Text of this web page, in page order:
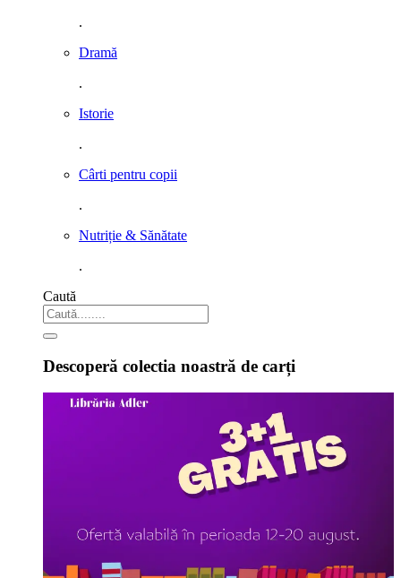
.
Dramă
.
Istorie
.
Cârti pentru copii
.
Nutriție & Sănătate
.
Caută
Descoperă colectia noastră de carți